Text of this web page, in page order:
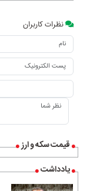
قیمت سکه و ارز
یادداشت
نظرات کاربران